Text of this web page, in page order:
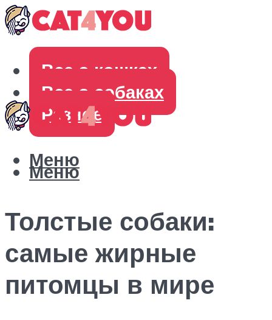
Все о кошках
Все о собаках
Разное
Меню
Меню
Толстые собаки:
самые жирные
питомцы в мире